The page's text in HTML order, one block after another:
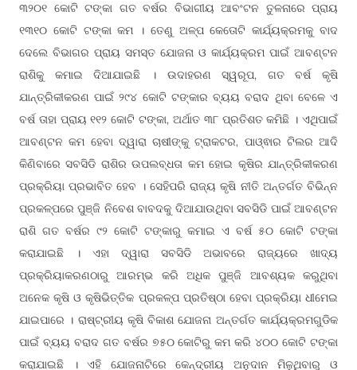
୩୨୦୧ କୋଟି ଟଙ୍କା ଗତ ବର୍ଷର ବିଭାଗୀୟ ଆବଂଟନ ତୁଳନାରେ ପ୍ରାୟ
୧୩୧୦ କୋଟି ଟଙ୍କା କମ । ତେଣୁ ଅଳ୍ପ କେତୋଟି କାର୍ଯ୍ୟକ୍ରମକୁ ବାଦ
ଦେଲେ ବିଭାଗର ପ୍ରାୟ ସମସ୍ତ ଯୋଜନା ଓ କାର୍ଯ୍ୟକ୍ରମ ପାଇଁ ଆବଣ୍ଟନ
ରାଶିକୁ କମାଇ ଦିଆଯାଇଛି । ଉଦାହରଣ ସ୍ୱରୂପ, ଗତ ବର୍ଷ କୃଷି
ଯାନ୍ତ୍ରିକୀକରଣ ପାଇଁ ୨୯୪ କୋଟି ଟଙ୍କାର ବ୍ୟୟ ବରାଦ ଥିବା ବେଳେ ଏ
ବର୍ଷ ତାହା ପ୍ରାୟ ୧୧୨ କୋଟି ଟଙ୍କା, ଅର୍ଥାତ ୩୮ ପ୍ରତିଶତ କମିଛି । ଏଥିପାଇଁ
ଆବଣ୍ଟନ କମ ହେବା ଦ୍ୱାରା ଚାଷୀଙ୍କୁ ଟ୍ରାକଟର, ପାଓ୍ଵାର ଟିଲର ଆଦି
କିଣିବାରେ ସବସିଡି ରାଶିର ଉପଲବ୍ଧତା କମ ହୋଇ କୃଷିର ଯାନ୍ତ୍ରିକୀକରଣ
ପ୍ରକ୍ରିୟା ପ୍ରଭାବିତ ହେବ । ସେହିପରି ରାଜ୍ୟ କୃଷି ନୀତି ଅନ୍ତର୍ଗତ ବିଭିନ୍ନ
ପ୍ରକଳ୍ପରେ ପୁଞ୍ଜି ନିବେଶ ବାବଦକୁ ଦିଆଯାଉଥିବା ସବସିଡି ପାଇଁ ଆବଣ୍ଟନ
ରାଶି ଗତ ବର୍ଷର ୯୨ କୋଟି ଟଙ୍କାରୁ କମାଇ ଏ ବର୍ଷ ୫୦ କୋଟି ଟଙ୍କା
କରାଯାଇଛି । ଏହା ଦ୍ୱାରା ସବସିଡି ଅଭାବରେ ରାଜ୍ୟରେ ଖାଦ୍ୟ
ପ୍ରକ୍ରିୟାକରଣଠାରୁ ଆରମ୍ଭ କରି ଅଧିକ ପୁଞ୍ଜି ଆବଶ୍ୟକ କରୁଥିବା
ଅନେକ କୃଷି ଓ କୃଷିଭିତ୍ତିକ ପ୍ରକଳ୍ପ ପ୍ରତିଷ୍ଠା ହେବା ପ୍ରକ୍ରିୟା ଧୀମେଇ
ଯାଇପାରେ । ରାଷ୍ଟ୍ରୀୟ କୃଷି ବିକାଶ ଯୋଜନା ଅନ୍ତର୍ଗତ କାର୍ଯ୍ୟକ୍ରମଗୁଡିକ
ପାଇଁ ବ୍ୟୟ ବରାଦ ଗତ ବର୍ଷର ୭୫୦ କୋଟିରୁ କମ କରି ୪୦୦ କୋଟି ଟଙ୍କା
କରାଯାଇଛି । ଏହି ଯୋଜନାଟିରେ କେନ୍ଦ୍ରୀୟ ଅନୁଦାନ ମିଳୁଥିବାରୁ ଓ